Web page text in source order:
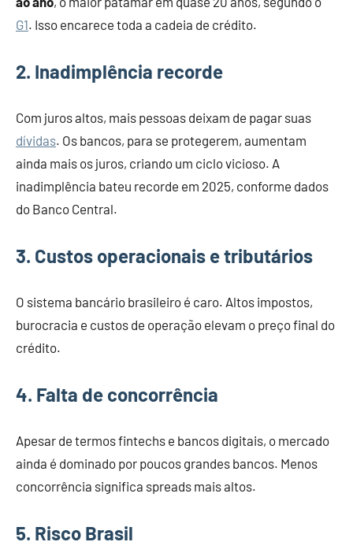
G1. Isso encarece toda a cadeia de crédito.
2. Inadimplência recorde
Com juros altos, mais pessoas deixam de pagar suas
dívidas. Os bancos, para se protegerem, aumentam
ainda mais os juros, criando um ciclo vicioso. A
inadimplência bateu recorde em 2025, conforme dados
do Banco Central.
3. Custos operacionais e tributários
O sistema bancário brasileiro é caro. Altos impostos,
burocracia e custos de operação elevam o preço final do
crédito.
4. Falta de concorrência
Apesar de termos fintechs e bancos digitais, o mercado
ainda é dominado por poucos grandes bancos. Menos
concorrência significa spreads mais altos.
5. Risco Brasil